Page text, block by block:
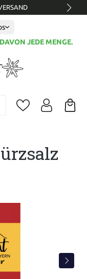
JEDE MENGE.